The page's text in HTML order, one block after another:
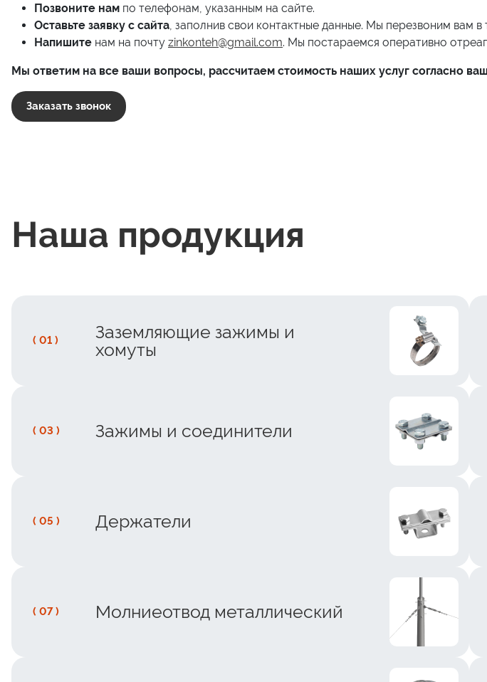
Позвоните нам по телефонам, указанным на сайте.
Оставьте заявку с сайта, заполнив свои контактные данные. Мы перезвоним вам в
Напишите нам на почту zinkonteh@gmail.com. Мы постараемся оперативно
Мы ответим на все ваши вопросы, рассчитаем стоимость наших услуг согласно
Заказать звонок
Наша продукция
( 01 )
Заземляющие зажимы и
хомуты
( 03 ) Зажимы и соединители
( 05 ) Держатели
( 07 ) Молниеотвод металлический